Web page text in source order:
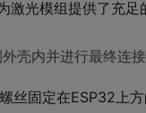
激光模组提供了充
壳内并进行最终连
丝固定在ESP32上